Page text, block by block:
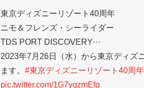
東京ディズニーリゾート40周年
ニモ＆フレンズ・シーライダー
TDS PORT DISCOVERY···
2023年7月26日（水）から東京ディズ
ます。 #東京ディズニーリゾート40周年
pic.twitter.com/1G7yqzmEfg